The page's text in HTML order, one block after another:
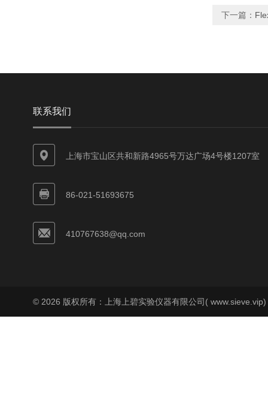
下一篇：
联系我们
上海市宝山区共和新路4965号万达广场4号楼1207室
86-021-51693675
410767638@qq.com
© 2026 版权所有：上海上碧实验仪器有限公司(